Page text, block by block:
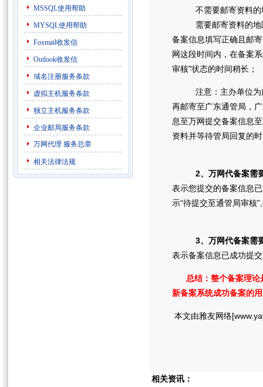
MSSQL使用帮助
MYSQL使用帮助
Foxmail收发信
Outlook收发信
域名注册服务条款
虚拟主机服务条款
独立主机服务条款
企业邮局服务条款
万网代理 服务总章
相关法律法规
不需要邮寄资料的地
需要邮寄资料的
备案信息填写正确且邮
网这段时间内，在备案
审核”状态的时间稍长；
注意：主办单位
再邮寄至广东通管局，
息至万网提交备案信息
资料并等待管局回复的
2、万网代备案需
表示您提交的备案信息
示“待提交至通管局审核
3、万网代备案需
表示备案信息已成功提
总结：整个备案理论
新备案系统成功备案的
本文由雅友网络
相关资讯：